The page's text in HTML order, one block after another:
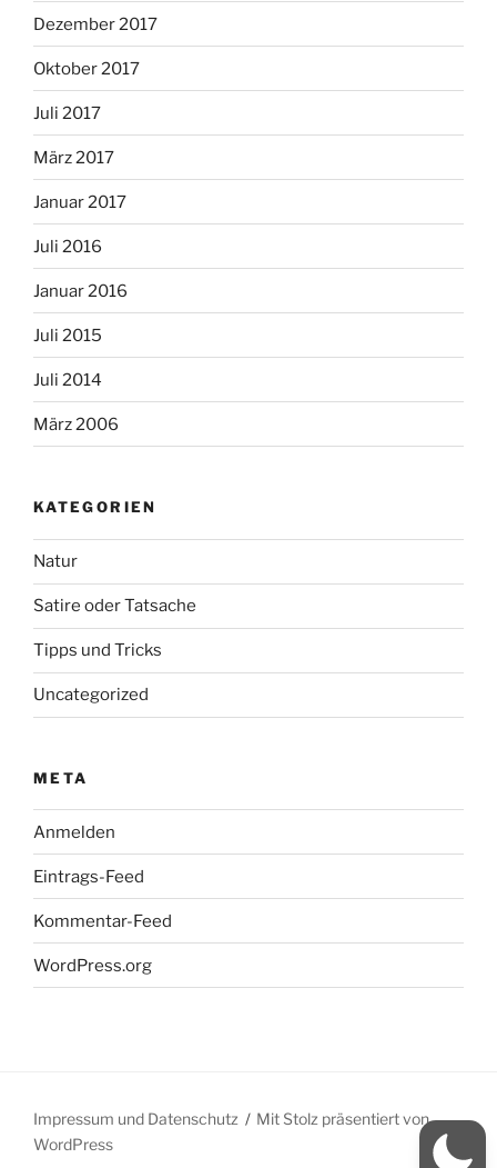
Dezember 2017
Oktober 2017
Juli 2017
März 2017
Januar 2017
Juli 2016
Januar 2016
Juli 2015
Juli 2014
März 2006
KATEGORIEN
Natur
Satire oder Tatsache
Tipps und Tricks
Uncategorized
META
Anmelden
Eintrags-Feed
Kommentar-Feed
WordPress.org
Impressum und Datenschutz
Mit Stolz präsentiert von
WordPress